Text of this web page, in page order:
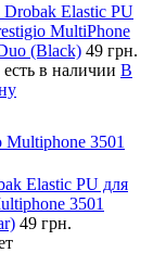
Drobak Elastic PU
MultiPhone
(Black) 49 грн.
в наличии В
Multiphone 3501
Elastic PU для
3501
49 грн.